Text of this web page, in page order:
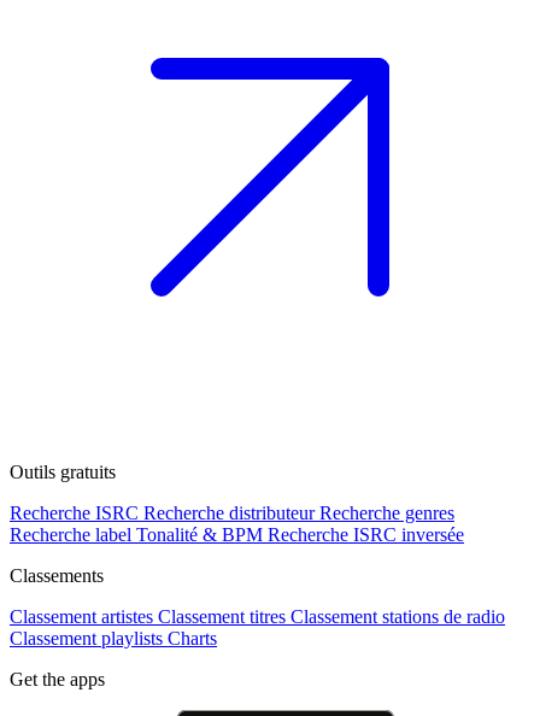
Outils gratuits
Recherche ISRC Recherche distributeur Recherche genres
Recherche label Tonalité & BPM Recherche ISRC inversée
Classements
Classement artistes Classement titres Classement stations de radio
Classement playlists Charts
Get the apps